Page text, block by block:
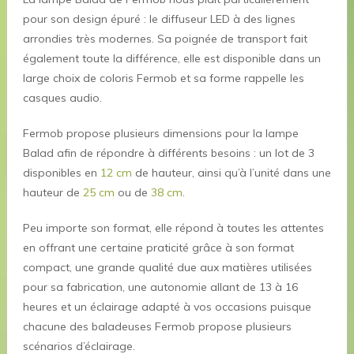
pour son design épuré : le diffuseur LED à des lignes
arrondies très modernes. Sa poignée de transport fait
également toute la différence, elle est disponible dans un
large choix de coloris Fermob et sa forme rappelle les
casques audio.
Fermob propose plusieurs dimensions pour la lampe
Balad afin de répondre à différents besoins : un lot de 3
disponibles en 12 cm de hauteur, ainsi qu’à l’unité dans une
hauteur de 25 cm ou de 38 cm
Peu importe son format, elle répond à toutes les attentes
en offrant une certaine praticité grâce à son format
compact, une grande qualité due aux matières utilisées
pour sa fabrication, une autonomie allant de 13 à 16
heures et un éclairage adapté à vos occasions puisque
chacune des baladeuses Fermob propose plusieurs
scénarios d’éclairage.